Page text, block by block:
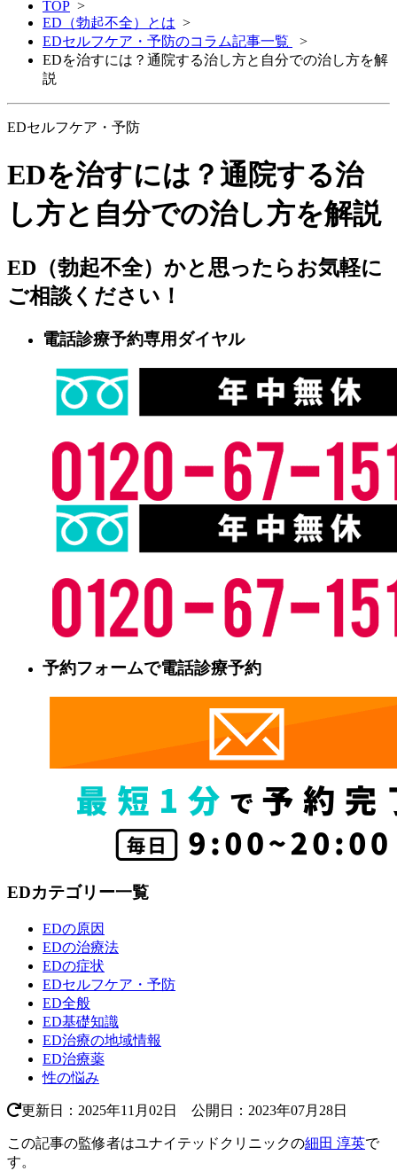
TOP >
ED（勃起不全）とは >
EDセルフケア・予防のコラム記事一覧
>
EDを治すには？通院する治し方と自分での治し方を解
説
EDセルフケア・予防
EDを治すには？通院する治
し方と自分での治し方を解説
ED（勃起不全）かと思ったらお気軽に
ご相談ください！
電話診療予約専用ダイヤル
予約フォームで電話診療予約
EDカテゴリー一覧
EDの原因
EDの治療法
EDの症状
EDセルフケア・予防
ED全般
ED基礎知識
ED治療の地域情報
ED治療薬
性の悩み
更新日：2025年11月02日 公開日：2023年07月28日
この記事の監修者はユナイテッドクリニックの細田 淳英で
す。